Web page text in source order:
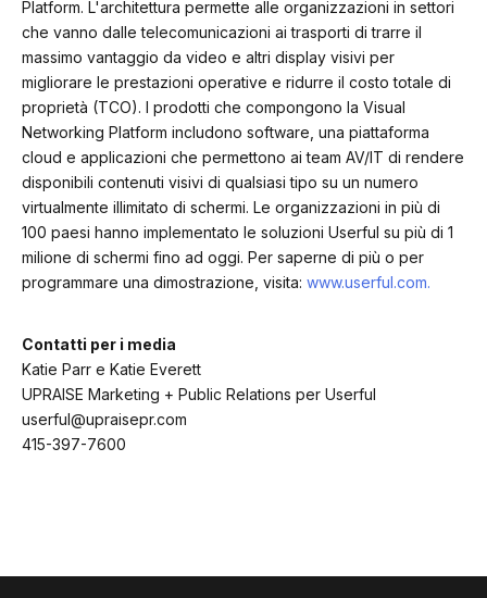
Platform. L'architettura permette alle organizzazioni in settori
che vanno dalle telecomunicazioni ai trasporti di trarre il
massimo vantaggio da video e altri display visivi per
migliorare le prestazioni operative e ridurre il costo totale di
proprietà (TCO). I prodotti che compongono la Visual
Networking Platform includono software, una piattaforma
cloud e applicazioni che permettono ai team AV/IT di rendere
disponibili contenuti visivi di qualsiasi tipo su un numero
virtualmente illimitato di schermi. Le organizzazioni in più di
100 paesi hanno implementato le soluzioni Userful su più di 1
milione di schermi fino ad oggi. Per saperne di più o per
programmare una dimostrazione, visita: www.userful.com.
Contatti per i media
Katie Parr e Katie Everett
UPRAISE Marketing + Public Relations per Userful
userful@upraisepr.com
415-397-7600